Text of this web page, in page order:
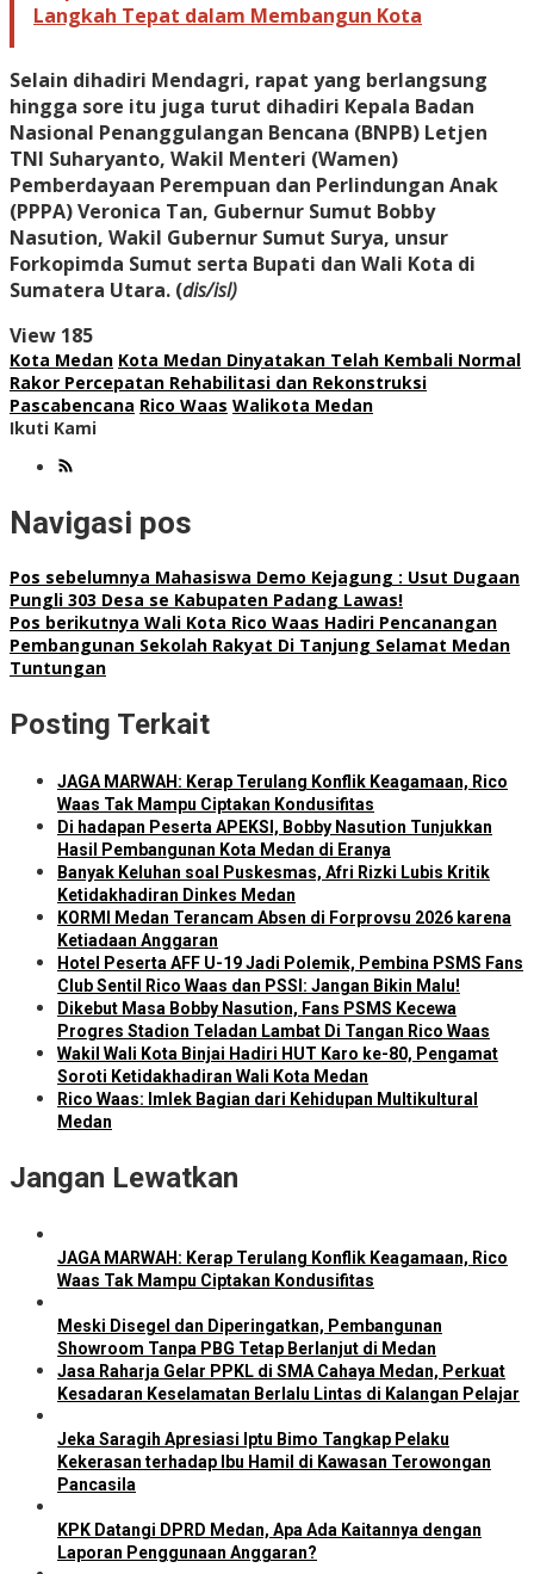
Langkah Tepat dalam Membangun Kota
Selain dihadiri Mendagri, rapat yang berlangsung
hingga sore itu juga turut dihadiri Kepala Badan
Nasional Penanggulangan Bencana (BNPB) Letjen
TNI Suharyanto, Wakil Menteri (Wamen)
Pemberdayaan Perempuan dan Perlindungan Anak
(PPPA) Veronica Tan, Gubernur Sumut Bobby
Nasution, Wakil Gubernur Sumut Surya, unsur
Forkopimda Sumut serta Bupati dan Wali Kota di
Sumatera Utara. (dis/isl)
View 185
Kota Medan Kota Medan Dinyatakan Telah Kembali Normal
Rakor Percepatan Rehabilitasi dan Rekonstruksi
Pascabencana Rico Waas Walikota Medan
Ikuti Kami
Navigasi pos
Pos sebelumnya Mahasiswa Demo Kejagung : Usut Dugaan
Pungli 303 Desa se Kabupaten Padang Lawas!
Pos berikutnya Wali Kota Rico Waas Hadiri Pencanangan
Pembangunan Sekolah Rakyat Di Tanjung Selamat Medan
Tuntungan
Posting Terkait
JAGA MARWAH: Kerap Terulang Konflik Keagamaan, Rico
Waas Tak Mampu Ciptakan Kondusifitas
Di hadapan Peserta APEKSI, Bobby Nasution Tunjukkan
Hasil Pembangunan Kota Medan di Eranya
Banyak Keluhan soal Puskesmas, Afri Rizki Lubis Kritik
Ketidakhadiran Dinkes Medan
KORMI Medan Terancam Absen di Forprovsu 2026 karena
Ketiadaan Anggaran
Hotel Peserta AFF U-19 Jadi Polemik, Pembina PSMS Fans
Club Sentil Rico Waas dan PSSI: Jangan Bikin Malu!
Dikebut Masa Bobby Nasution, Fans PSMS Kecewa
Progres Stadion Teladan Lambat Di Tangan Rico Waas
Wakil Wali Kota Binjai Hadiri HUT Karo ke-80, Pengamat
Soroti Ketidakhadiran Wali Kota Medan
Rico Waas: Imlek Bagian dari Kehidupan Multikultural
Medan
Jangan Lewatkan
JAGA MARWAH: Kerap Terulang Konflik Keagamaan, Rico
Waas Tak Mampu Ciptakan Kondusifitas
Meski Disegel dan Diperingatkan, Pembangunan
Showroom Tanpa PBG Tetap Berlanjut di Medan
Jasa Raharja Gelar PPKL di SMA Cahaya Medan, Perkuat
Kesadaran Keselamatan Berlalu Lintas di Kalangan Pelajar
Jeka Saragih Apresiasi Iptu Bimo Tangkap Pelaku
Kekerasan terhadap Ibu Hamil di Kawasan Terowongan
Pancasila
KPK Datangi DPRD Medan, Apa Ada Kaitannya dengan
Laporan Penggunaan Anggaran?